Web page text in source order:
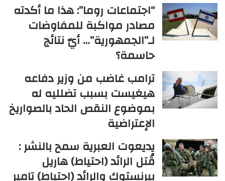
“اجتماعات روما”: هذا ما أكدته
مصادر مواكبة للمفاوضات
لـ”الجمهورية”… أيّ نتائج
حاسمة؟
ترامب غاضب من وزير دفاعه
هيغيست بسبب تضلليه له
بموضوع النقص الحاد بالصواريخ
الإعتراضية
يديعوت العبرية سمح بالنشر :
قُتل الرائد (احتياط) هاريل
بيرنستوك والرائد (احتياط) تامير